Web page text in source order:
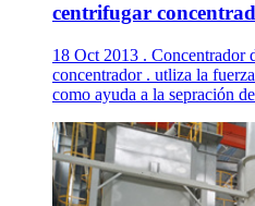
centrifugar
18 Oct 2013 .
concentrador . utliza la
como ayuda a la sepración